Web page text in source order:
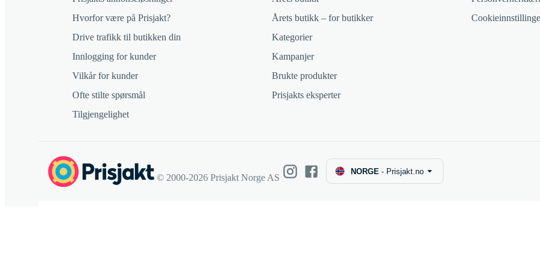
Hvorfor være på Prisjakt?
Drive trafikk til butikken din
Innlogging for kunder
Vilkår for kunder
Ofte stilte spørsmål
Tilgjengelighet
Årets butikk – for butikker
Kategorier
Kampanjer
Brukte produkter
Prisjakts eksperter
© 2000-2026 Prisjakt Norge AS
NORGE - Prisjakt.no